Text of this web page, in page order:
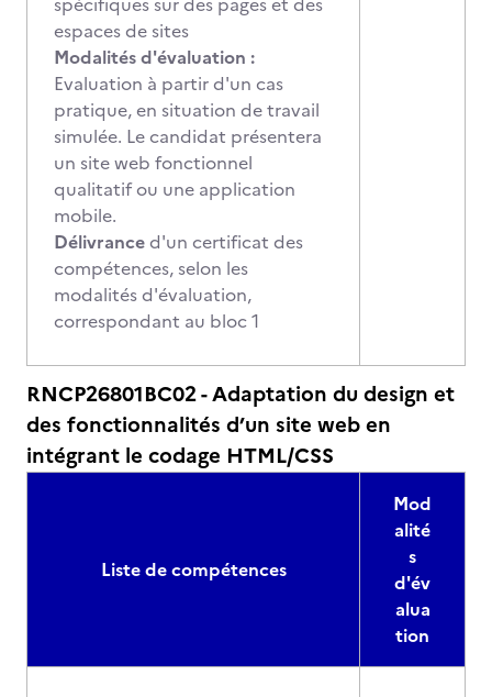
espaces de sites
Modalités d'évaluation :
Evaluation à partir d'un cas
pratique, en situation de travail
simulée. Le candidat présentera
un site web fonctionnel
qualitatif ou une application
mobile.
Délivranced'un certificat des
compétences, selon les
modalités d'évaluation,
correspondant au bloc 1
RNCP26801BC02 - Adaptation du design et
des fonctionnalités d’un site web en
intégrant le codage HTML/CSS
Liste de compétences
Mod
alité
s
d'év
alua
tion